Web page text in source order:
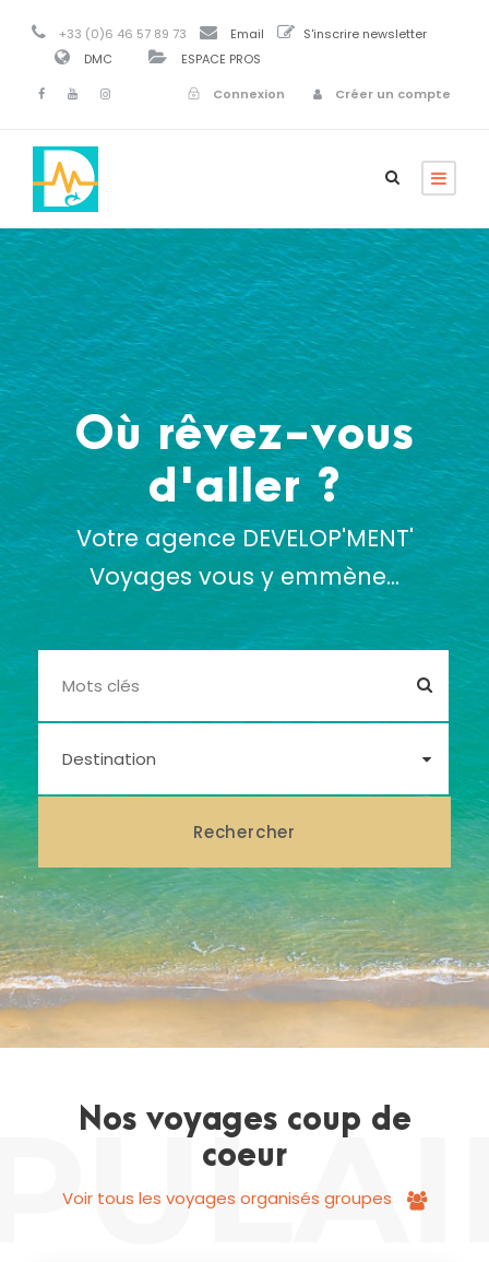
+33 (0)6 46 57 89 73 Email
S'inscrire newsletter
DMC
ESPACE PROS
Connexion
Créer un compte
Où rêvez-vous
d'aller ?
Votre agence DEVELOP'MENT'
Voyages vous y emmène...
Nos voyages coup de
coeur
Voir tous les voyages organisés groupes